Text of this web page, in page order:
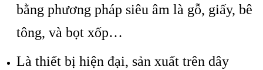
bằng phương pháp siêu âm là gỗ, giấy, bê
tông, và bọt xốp…
Là thiết bị hiện đại, sản xuất trên dây